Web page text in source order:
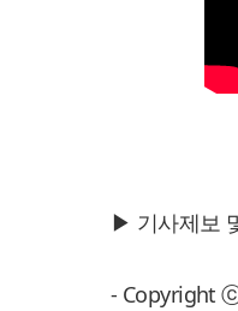
▶ 기사제보
- Copyright